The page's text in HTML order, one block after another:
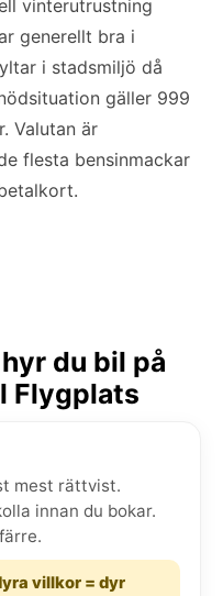
vinterutrustning
generellt bra i
i stadsmiljö då
gäller 999
Valutan är
flesta bensinmackar
du bil på
Flygplats
mest rättvist.
innan du bokar.
villkor = dyr